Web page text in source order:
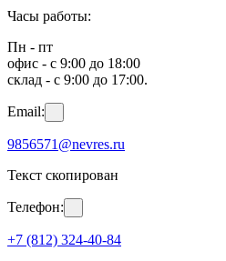
Часы работы:
Пн - пт
офис - с 9:00 до 18:00
склад - с 9:00 до 17:00.
Email:
9856571@nevres.ru
Текст скопирован
Телефон:
+7 (812) 324-40-84